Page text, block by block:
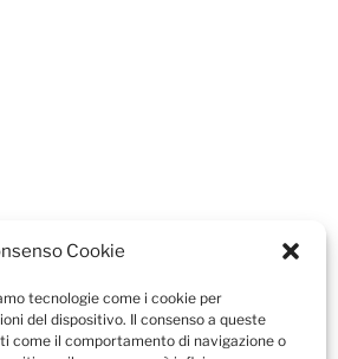
Cookie
tecnologie come i cookie per
del dispositivo. Il consenso a queste
come il comportamento di navigazione o